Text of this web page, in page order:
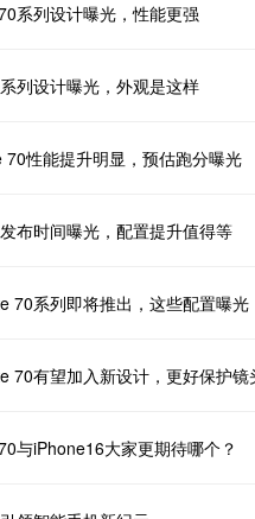
系列设计曝光，性能更强
列设计曝光，外观是这样
性能提升明显，预估跑分曝光
布时间曝光，配置提升值得等
70系列即将推出，这些配置曝光
70有望加入新设计，更好保护镜
与iPhone16大家更期待哪个？